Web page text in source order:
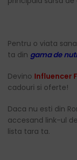
Pentru o viata
ta din gama de
Devino Influencer
cadouri si oferte!
Daca nu esti din
accesand link-ul de
lista tara ta.